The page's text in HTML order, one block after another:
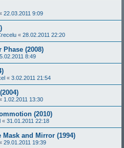
22.03.2011 9:09
« 28.02.2011 22:20
(2008)
5.02.2011 8:49
« 3.02.2011 21:54
1.02.2011 13:30
(2010)
« 31.01.2011 22:18
Mask and Mirror (1994)
29.01.2011 19:39